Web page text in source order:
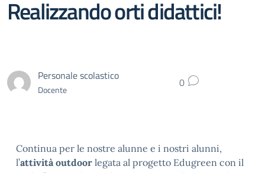
Realizzando orti didattici!
Personale scolastico
Docente 0
Continua per le nostre alunne e i nostri alunni,
l’attività outdoor legata al progetto Edugreen con il